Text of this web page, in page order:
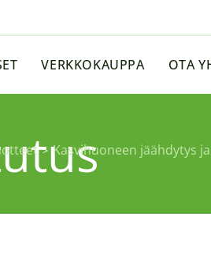
VERKKOKAUPPA OTA
> Kasvihuoneen jäähdytys